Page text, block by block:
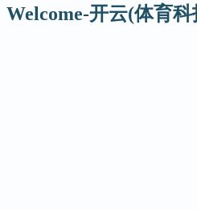
Welcome-开云(体育